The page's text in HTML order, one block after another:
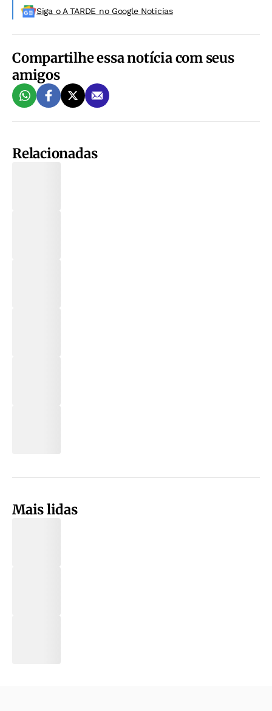
Siga o A TARDE no Google Noticias
Compartilhe essa notícia com seus
amigos
Relacionadas
Mais lidas